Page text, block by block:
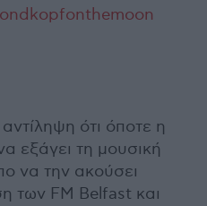
ότι όποτε η
εξάγει τη μουσική
να την ακούσει
των FM Belfast και